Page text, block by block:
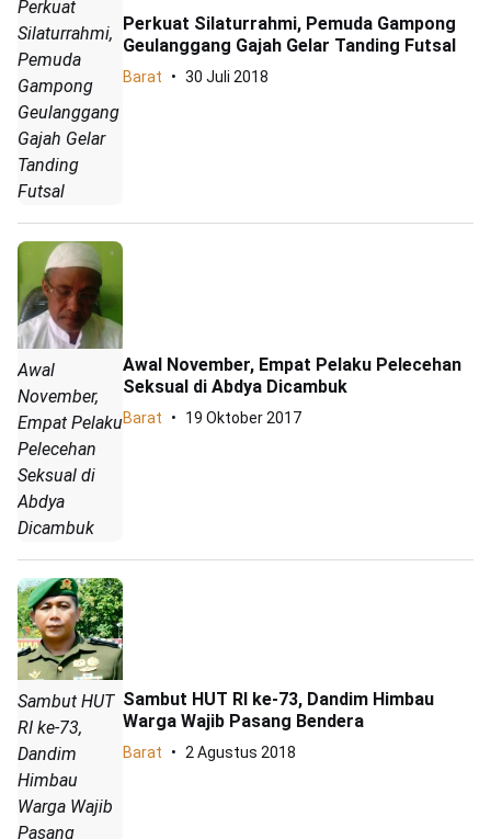
Perkuat
Silaturrahmi,
Pemuda
Gampong
Geulanggang
Gajah Gelar
Tanding
Futsal
Perkuat Silaturrahmi, Pemuda Gampong
Geulanggang Gajah Gelar Tanding Futsal
Barat 30 Juli 2018
Awal
November,
Empat Pelaku
Pelecehan
Seksual di
Abdya
Dicambuk
Awal November, Empat Pelaku Pelecehan
Seksual di Abdya Dicambuk
Barat 19 Oktober 2017
Sambut HUT
RI ke-73,
Dandim
Himbau
Warga Wajib
Pasang
Sambut HUT RI ke-73, Dandim Himbau
Warga Wajib Pasang Bendera
Barat 2 Agustus 2018